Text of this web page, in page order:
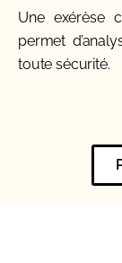
Une exérèse
permet
toute sécurité.